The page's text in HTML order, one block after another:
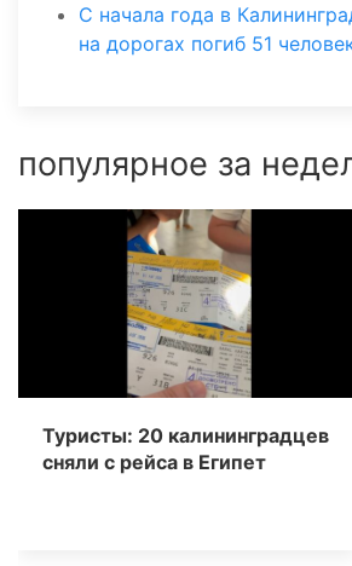
С начала года в
на дорогах погиб 51
популярное за
Туристы: 20 калининградцев
сняли с рейса в Египет